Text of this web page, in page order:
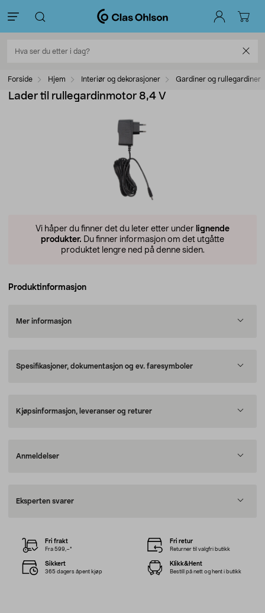
Forside Hjem Interiør og dekorasjoner Gardiner og rullegardiner
Lader til rullegardinmotor 8,4 V
Vi håper du finner det du leter etter under lignende
produkter. Du finner informasjon om det utgåtte
produktet lengre ned på denne siden.
Produktinformasjon
Mer informasjon
Spesifikasjoner, dokumentasjon og ev. faresymboler
Kjøpsinformasjon, leveranser og returer
Anmeldelser
Eksperten svarer
Fri frakt
Fra 599,–*
Fri retur
Returner til valgfri butikk
Sikkert
365 dagers åpent kjøp
Klikk&Hent
Bestill på nett og hent i butikk